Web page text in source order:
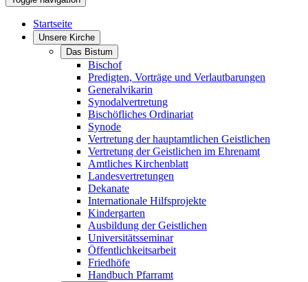
Startseite
Unsere Kirche
Das Bistum
Bischof
Predigten, Vorträge und Verlautbarungen
Generalvikarin
Synodalvertretung
Bischöfliches Ordinariat
Synode
Vertretung der hauptamtlichen Geistlichen
Vertretung der Geistlichen im Ehrenamt
Amtliches Kirchenblatt
Landesvertretungen
Dekanate
Internationale Hilfsprojekte
Kindergarten
Ausbildung der Geistlichen
Universitätsseminar
Öffentlichkeitsarbeit
Friedhöfe
Handbuch Pfarramt